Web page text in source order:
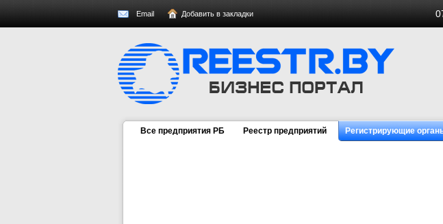
Email Добавить в закладки
Все предприятия РБ Реестр предприятий Регистрирующие